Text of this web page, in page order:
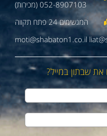
052-8907103 (מכירות)
moti@shabaton1.co.il
שבתון במייל?